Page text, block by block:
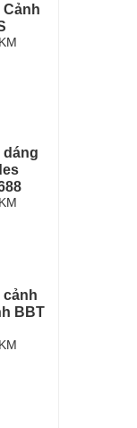
Cảnh
dáng
cảnh
BBT